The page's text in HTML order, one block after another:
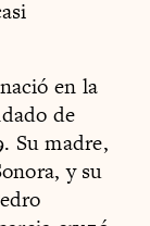
en la
de
Su madre,
y su